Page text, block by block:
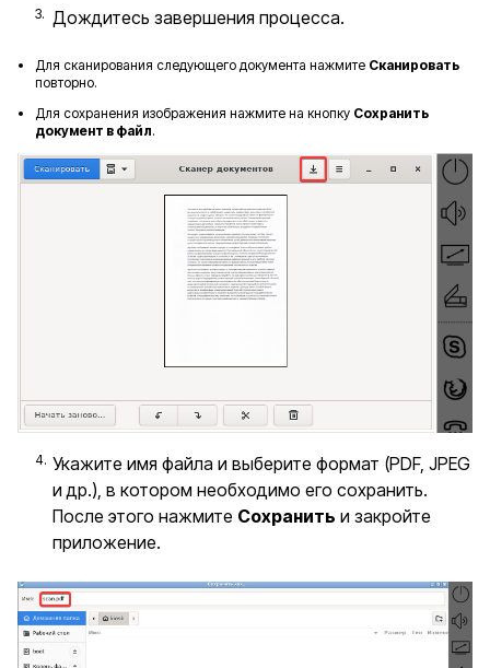
Дождитесь завершения процесса.
Для сканирования следующего документа нажмите Сканировать
повторно.
Для сохранения изображения нажмите на кнопку Сохранить
документ в файл.
Укажите имя файла и выберите формат (PDF, JPEG
и др.), в котором необходимо его сохранить.
После этого нажмите Сохранить и закройте
приложение.